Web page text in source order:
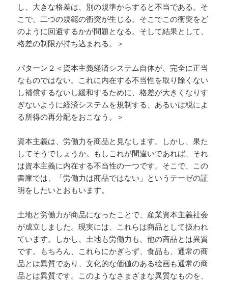
し、大きな格差は、別の規準からすると不当である。そ
こで、二つの規範の衝突が生じる。そこでこの衝突をど
のように回避するかが問題となる。そして結果として、
格差の制限が持ち込まれる。＞
パターン２＜資本主義経済システム自体が、完全に正当
なものではない。これに内在する不当性を取り除くない
し補償するないし緩和するために、格差が大きくなりす
ぎないように経済システムを規制する、あるいは税によ
る所得の再分配をおこなう。＞
資本主義は、労働力を商品と見なします。しかし、果た
してそうでしょうか。もしこれが間違いであれば、それ
は資本主義に内在する不当性の一つです。そこで、この
書庫では、「労働力は商品ではない」というテーゼの証
明をしたいとおもいます。
土地と労働力が商品になったことで、産業資本主義社会
が成立しました。現実には、これらは商品として扱われ
ています。しかし、土地も労働力も、他の商品とは異質
です。もちろん、これらにかぎらず、食品も、通常の商
品とは異質であり、文化的な価値のある絵画も通常の商
品とは異質です。このようなさまざまな異質なものを、